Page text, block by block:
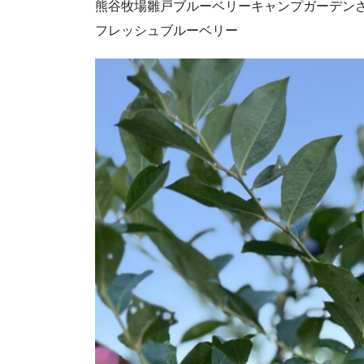
熊谷牧場雛戸ブルーベリーキャンプガーデン
フレッシュブルーベリー